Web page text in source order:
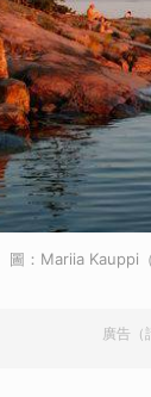
：Mariia Kauppi
廣告（